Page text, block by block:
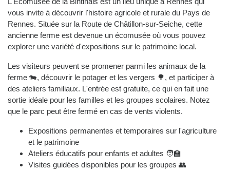
vous invite à découvrir l'histoire agricole et rurale du Pays de
Rennes. Située sur la Route de Châtillon-sur-Seiche, cette
ancienne ferme est devenue un écomusée où vous pouvez
explorer une variété d'expositions sur le patrimoine local.
Les visiteurs peuvent se promener parmi les animaux de la
ferme 🐄, découvrir le potager et les vergers 🌳, et participer à
des ateliers familiaux. L'entrée est gratuite, ce qui en fait une
sortie idéale pour les familles et les groupes scolaires. Notez
que le parc peut être fermé en cas de vents violents.
Expositions permanentes et temporaires sur l'agriculture
et le patrimoine
Ateliers éducatifs pour enfants et adultes 🧑‍🏫
Visites guidées disponibles pour les groupes 👥